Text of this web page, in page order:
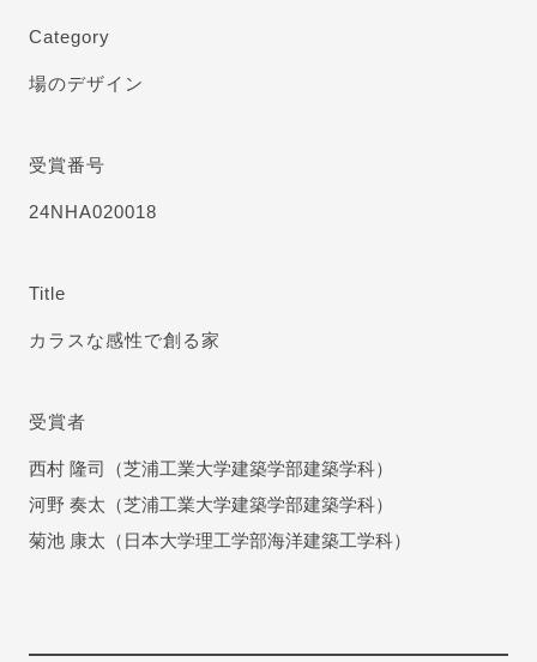
Category
場のデザイン
受賞番号
24NHA020018
Title
カラスな感性で創る家
受賞者
西村 隆司（芝浦工業大学建築学部建築学科）
河野 奏太（芝浦工業大学建築学部建築学科）
菊池 康太（日本大学理工学部海洋建築工学科）